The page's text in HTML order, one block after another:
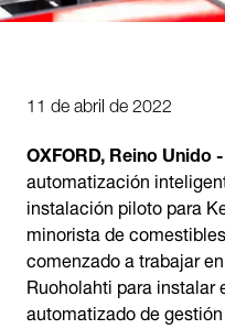
11 de abril de 2022
OXFORD, Reino Unido -
automatización
instalación piloto para
minorista de
comenzado a trabajar
Ruoholahti para
automatizado de